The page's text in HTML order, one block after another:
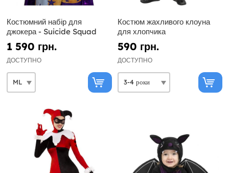
Костюмний набір для
джокера - Suicide Squad
1 590 грн.
ДОСТУПНО
Костюм жахливого клоуна
для хлопчика
590 грн.
ДОСТУПНО